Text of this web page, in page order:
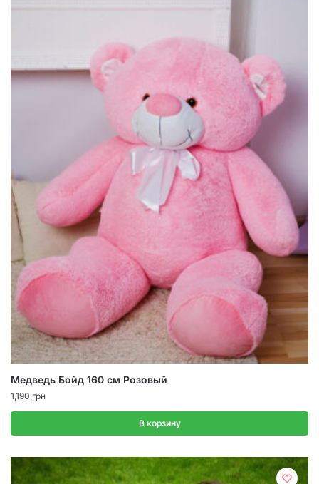
Медведь Бойд 160 см Розовый
1,190 грн
В корзину